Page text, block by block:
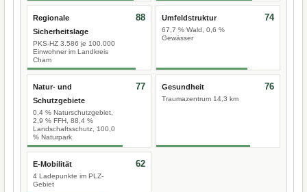
Regionale
Sicherheitslage
PKS-HZ 3.586 je 100.000
Einwohner im Landkreis
Cham
88 Umfeldstruktur
67,7 % Wald, 0,6 %
Gewässer
74
Natur- und
Schutzgebiete
0,4 % Naturschutzgebiet,
2,9 % FFH, 88,4 %
Landschaftsschutz, 100,0
% Naturpark
77 Gesundheit
Traumazentrum 14,3 km
76
E-Mobilität
4 Ladepunkte im PLZ-
Gebiet
62